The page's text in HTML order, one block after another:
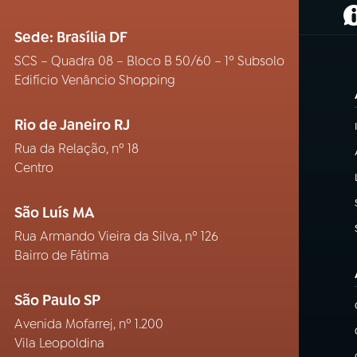
Sede: Brasília DF
SCS – Quadra 08 – Bloco B 50/60 – 1º Subsolo
Edifício Venâncio Shopping
Rio de Janeiro RJ
Rua da Relação, nº 18
Centro
São Luís MA
Rua Armando Vieira da Silva, nº 126
Bairro de Fátima
São Paulo SP
Avenida Mofarrej, nº 1.200
Vila Leopoldina